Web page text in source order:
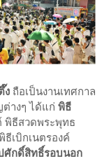
งถือเป็นงานเทศกาล
างๆ ได้แก่ พิธี
พิธีสวดพระพุทธ
เบิกเนตรองค์
ศักดิ์สิทธิ์รอบนอก